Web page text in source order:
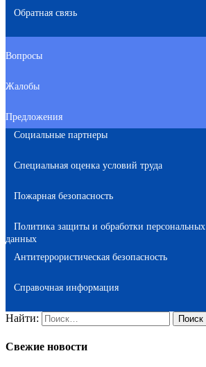
Обратная связь
Вопросы
Жалобы
Предложения
Социальные партнеры
Специальная оценка условий труда
Пожарная безопасность
Политика защиты и обработки персональных
данных
Антитеррористическая безопасность
Справочная информация
Найти:
Свежие новости